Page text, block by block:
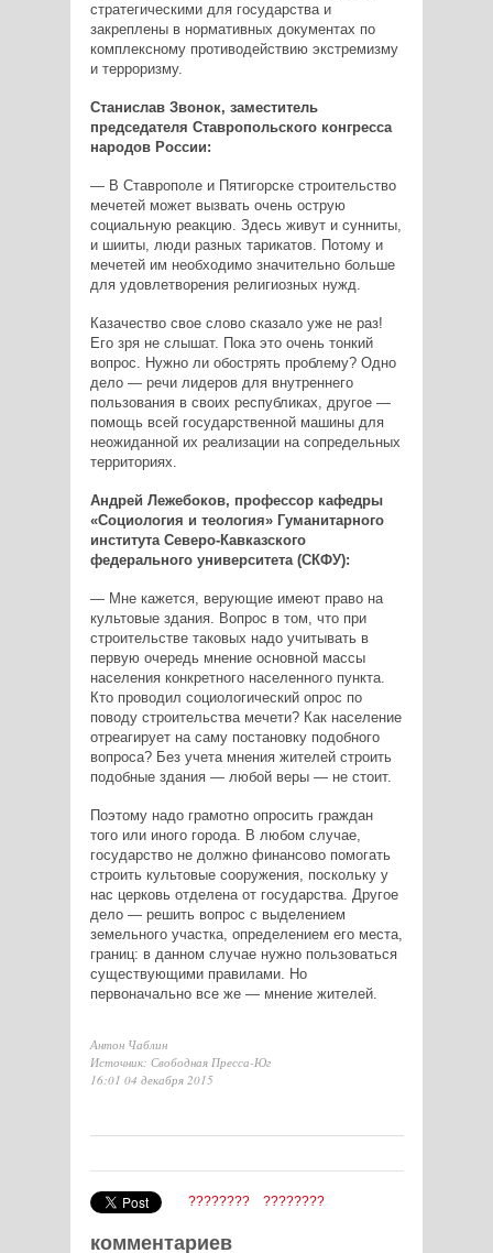
стратегическими для государства и
закреплены в нормативных документах по
комплексному противодействию экстремизму
и терроризму.
Станислав Звонок, заместитель
председателя Ставропольского конгресса
народов России:
— В Ставрополе и Пятигорске строительство
мечетей может вызвать очень острую
социальную реакцию. Здесь живут и сунниты,
и шииты, люди разных тарикатов. Потому и
мечетей им необходимо значительно больше
для удовлетворения религиозных нужд.
Казачество свое слово сказало уже не раз!
Его зря не слышат. Пока это очень тонкий
вопрос. Нужно ли обострять проблему? Одно
дело — речи лидеров для внутреннего
пользования в своих республиках, другое —
помощь всей государственной машины для
неожиданной их реализации на сопредельных
территориях.
Андрей Лежебоков, профессор кафедры
«Социология и теология» Гуманитарного
института Северо-Кавказского
федерального университета (СКФУ):
— Мне кажется, верующие имеют право на
культовые здания. Вопрос в том, что при
строительстве таковых надо учитывать в
первую очередь мнение основной массы
населения конкретного населенного пункта.
Кто проводил социологический опрос по
поводу строительства мечети? Как население
отреагирует на саму постановку подобного
вопроса? Без учета мнения жителей строить
подобные здания — любой веры — не стоит.
Поэтому надо грамотно опросить граждан
того или иного города. В любом случае,
государство не должно финансово помогать
строить культовые сооружения, поскольку у
нас церковь отделена от государства. Другое
дело — решить вопрос с выделением
земельного участка, определением его места,
границ: в данном случае нужно пользоваться
существующими правилами. Но
первоначально все же — мнение жителей.
Антон Чаблин
Источник: Свободная Пресса-Юг
16:01 04 декабря 2015
???????? ????????
комментариев